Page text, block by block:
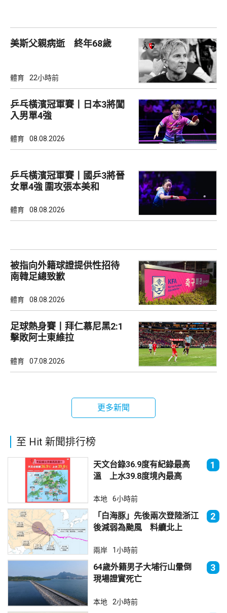
美斯父親病逝 終年68歲
體育 22小時前
乒乓橫濱冠軍賽丨日本3將闖
入男單4強
體育 08.08.2026
乒乓橫濱冠軍賽丨國乒3將晉
女單4強 圍攻張本美和
體育 08.08.2026
被指向外籍球證提供性招待
南韓足總致歉
體育 08.08.2026
足球熱身賽丨拜仁慕尼黑2:1
擊敗阿士東維拉
體育 07.08.2026
更多新聞
至 Hit 新聞排行榜
天文台錄36.9度有紀錄最高
溫 上水39.8度境內最高
1
本地 6小時前
「白海豚」先後兩次登陸浙江
後減弱為颱風 料續北上
2
兩岸 1小時前
64歲外籍男子大埔行山暈倒
現場證實死亡
3
本地 2小時前